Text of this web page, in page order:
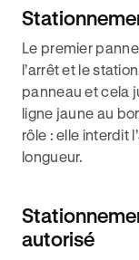
Le premier
l’arrêt et le
panneau et cela
ligne jaune au
rôle : elle interdit
longueur.
autorisé